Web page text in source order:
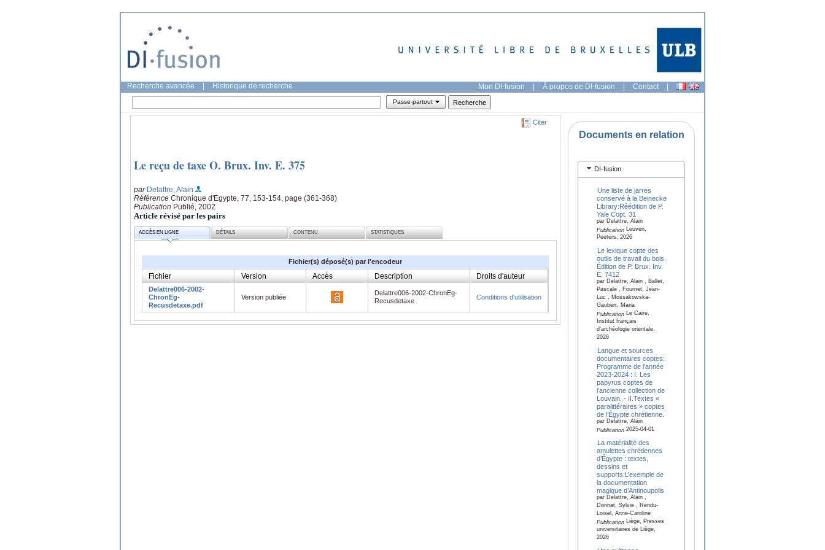
Recherche avancée Historique de recherche Mon DI-fusion | À propos de DI-fusion | Contact |
Passe-partout
Citer
Le reçu de taxe O. Brux. Inv. E. 375
par Delattre, Alain
Référence Chronique d'Egypte, 77, 153-154, page (361-368)
Publication Publié, 2002
Article révisé par les pairs
ACCÈS EN LIGNE DÉTAILS CONTENU STATISTIQUES
Fichier(s) déposé(s) par l'encodeur
Fichier Version Accès Description Droits d'auteur
Delattre006-2002-
ChronEg-
Recusdetaxe.pdf
Version publiée
Delattre006-2002-ChronEg-
Recusdetaxe
Conditions d'utilisation
Documents en relation
DI-fusion
Une liste de jarres
conservé à la Beinecke
Library:Réédition de P.
Yale Copt. 31
par Delattre, Alain
PublicationLeuven,
Peeters, 2026
Le lexique copte des
outils de travail du bois.
Édition de P. Brux. Inv.
E. 7412
par Delattre, Alain , Ballet,
Pascale , Fournet, Jean-
Luc , Mossakowska-
Gaubert, Maria
PublicationLe Caire,
Institut français
d'archéologie orientale,
2026
Langue et sources
documentaires coptes:
Programme de l’année
2023-2024 : I. Les
papyrus coptes de
l’ancienne collection de
Louvain. - II.Textes «
paralittéraires » coptes
de l’Égypte chrétienne.
par Delattre, Alain
Publication2025-04-01
La matérialité des
amulettes chrétiennes
d’Égypte : textes,
dessins et
supports:L’exemple de
la documentation
magique d’Antinoupolis
par Delattre, Alain ,
Donnat, Sylvie , Rendu-
Loisel, Anne-Caroline
PublicationLiège, Presses
universitaires de Liège,
2026